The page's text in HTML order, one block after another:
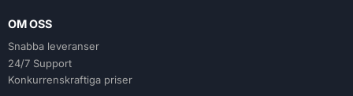
OM OSS
Snabba leveranser
24/7 Support
Konkurrenskraftiga priser